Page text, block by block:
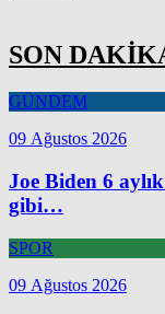
SON
GÜNDEM
09 Ağustos 2026
Joe Biden 6
gibi…
SPOR
09 Ağustos 2026